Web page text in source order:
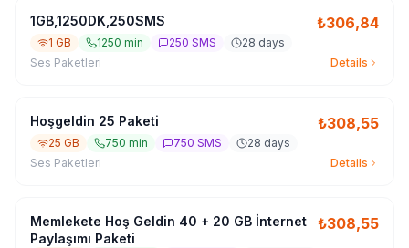
1GB,1250DK,250SMS ₺306,84
1 GB 1250 min 250 SMS
28 days
Ses Paketleri
Details
Hoşgeldin 25 Paketi ₺308,55
25 GB 750 min 750 SMS
28 days
Ses Paketleri
Details
Memlekete Hoş Geldin 40 + 20 GB İnternet
Paylaşımı Paketi
₺308,55